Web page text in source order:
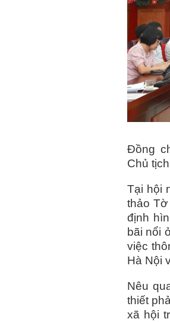
Đồng
Chủ
Tại hội
thảo
định
bãi nổi
việc
Hà Nội
Nêu
thiết
xã hội